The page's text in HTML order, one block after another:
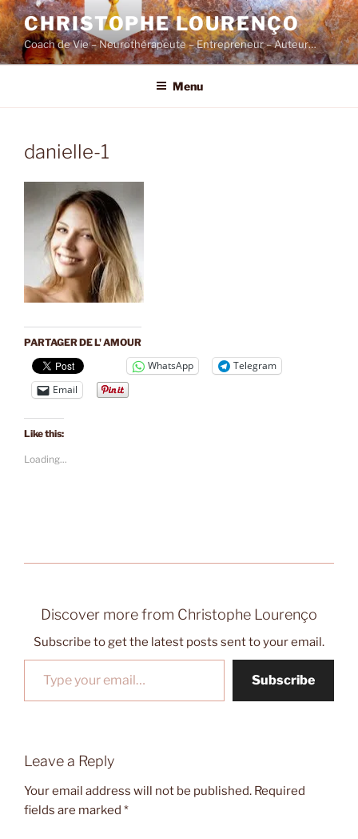
Skip
to
content
CHRISTOPHE LOURENÇO
Coach de Vie – Neurothérapeute – Entrepreneur – Auteur…
Menu
danielle-1
PARTAGER DE L' AMOUR
WhatsApp
Telegram
Email
Like this:
Loading...
Discover more from Christophe Lourenço
Subscribe to get the latest posts sent to your email.
Type your email…
Subscribe
Leave a Reply
Your email address will not be published. Required
fields are marked *